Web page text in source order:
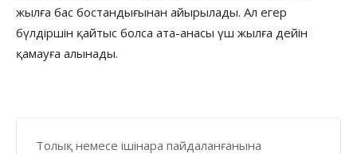
жылға бас бостандығынан айырылады. Ал егер
бүлдіршін қайтыс болса ата-анасы үш жылға дейін
қамауға алынады.
Толық немесе ішінара пайдаланғанына